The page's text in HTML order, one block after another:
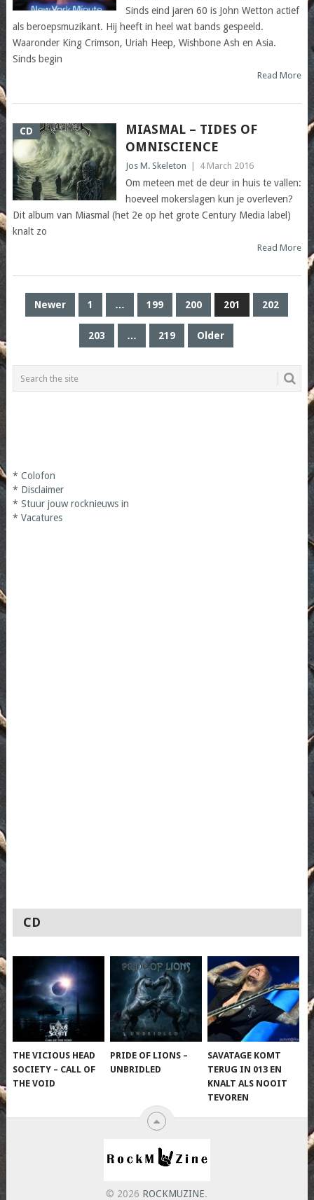
Sinds eind jaren 60 is John Wetton actief
als beroepsmuzikant. Hij heeft in heel wat bands gespeeld.
Waaronder King Crimson, Uriah Heep, Wishbone Ash en Asia.
Sinds begin
Read More
CD
MIASMAL – TIDES OF
OMNISCIENCE
Jos M. Skeleton 4 March 2016
Om meteen met de deur in huis te vallen:
hoeveel mokerslagen kun je overleven?
Dit album van Miasmal (het 2e op het grote Century Media label)
knalt zo
Read More
POSTS
PAGINATION
Newer 1 … 199 200 201 202
203 … 219 Older
* Colofon
* Disclaimer
* Stuur jouw rocknieuws in
* Vacatures
CD
THE VICIOUS HEAD
SOCIETY – CALL OF
THE VOID
PRIDE OF LIONS –
UNBRIDLED
SAVATAGE KOMT
TERUG IN 013 EN
KNALT ALS NOOIT
TEVOREN
© 2026 ROCKMUZINE.